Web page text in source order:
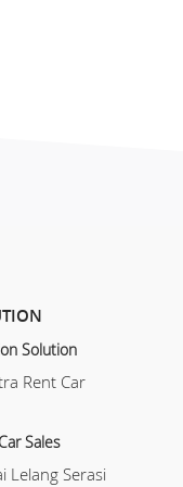
Solution
Rent Car
Sales
Lelang Serasi